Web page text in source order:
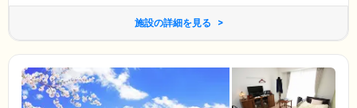
施設の詳細を見る